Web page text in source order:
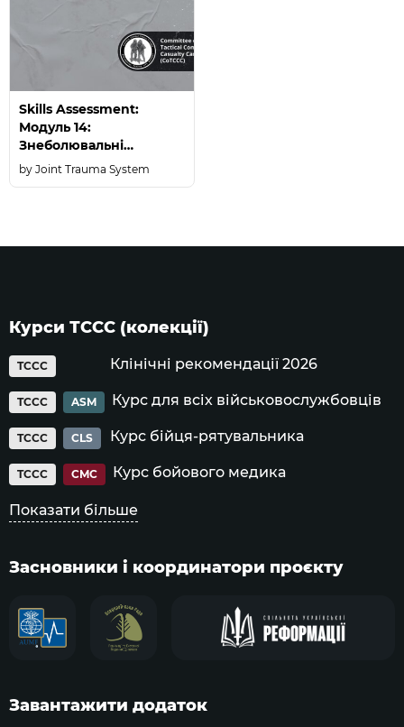
Skills Assessment:
Модуль 14:
Знеболювальні
препарати і
антибіотики
Joint Trauma System
Курси ТССС (колекції)
TCCC Клінічні рекомендації 2026
TCCC ASM Курс для всіх військовослужбовців
TCCC CLS Курс бійця-рятувальника
TCCC CMC Курс бойового медика
Показати більше
Засновники і координатори проєкту
Завантажити додаток